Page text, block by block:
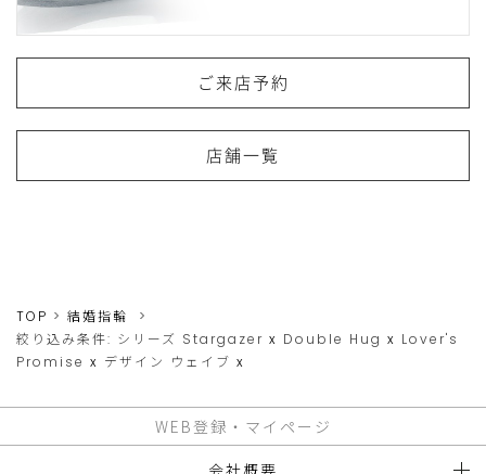
ご来店予約
店舗一覧
TOP
結婚指輪
絞り込み条件: シリーズ Stargazer x Double Hug x Lover's
Promise x デザイン ウェイブ x
WEB登録・マイページ